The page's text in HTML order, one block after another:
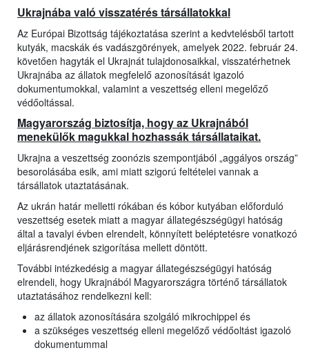
Ukrajnába való visszatérés társállatokkal
Az Európai Bizottság tájékoztatása szerint a kedvtelésből tartott
kutyák, macskák és vadászgörények, amelyek 2022. február 24.
követően hagyták el Ukrajnát tulajdonosaikkal, visszatérhetnek
Ukrajnába az állatok megfelelő azonosítását igazoló
dokumentumokkal, valamint a veszettség elleni megelőző
védőoltással.
Magyarország biztosítja, hogy az Ukrajnából
menekülők magukkal hozhassák társállataikat.
Ukrajna a veszettség zoonózis szempontjából „aggályos ország”
besorolásába esik, ami miatt szigorú feltételei vannak a
társállatok utaztatásának.
Az ukrán határ melletti rókában és kóbor kutyában előforduló
veszettség esetek miatt a magyar állategészségügyi hatóság
által a tavalyi évben elrendelt, könnyített beléptetésre vonatkozó
eljárásrendjének szigorítása mellett döntött.
További intézkedésig a magyar állategészségügyi hatóság
elrendeli, hogy Ukrajnából Magyarországra történő társállatok
utaztatásához rendelkezni kell:
az állatok azonosítására szolgáló mikrochippel és
a szükséges veszettség elleni megelőző védőoltást igazoló
dokumentummal